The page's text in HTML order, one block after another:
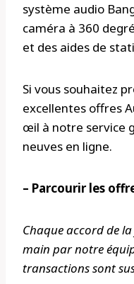
système audio
caméra à 360
et des aides de
Si vous souhaitez
excellentes offres
œil à notre service
neuves en ligne.
– Parcourir les
Chaque accord de
main par notre
transactions sont